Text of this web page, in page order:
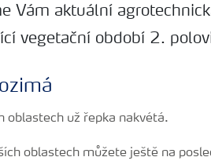
Vám aktuální
vegetační období 2.
oblastech už řepka nakvétá.
oblastech můžete ještě na